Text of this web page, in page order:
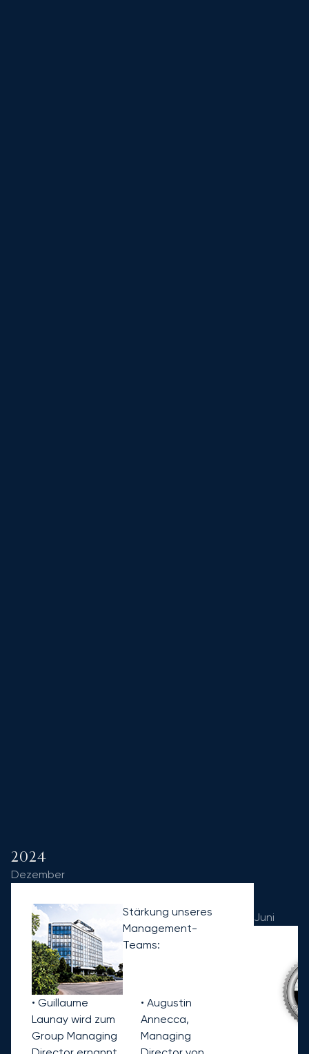
2024
Dezember
Stärkung unseres
Management-
Teams:
• Guillaume
Launay wird zum
Group Managing
• Augustin
Annecca,
Managing
Juni